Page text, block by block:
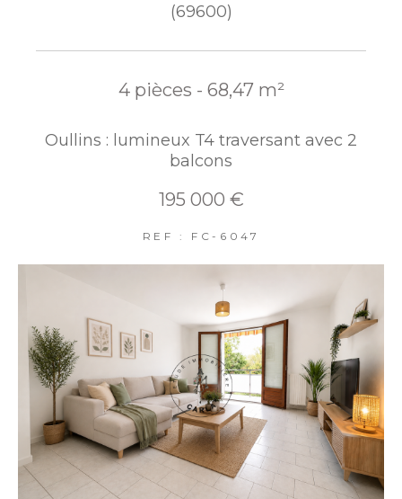
(69600)
4 pièces - 68,47 m²
Oullins : lumineux T4 traversant avec 2
balcons
195 000 €
REF : FC-6047